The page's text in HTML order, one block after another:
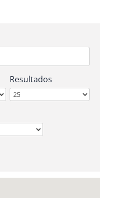
Resultados